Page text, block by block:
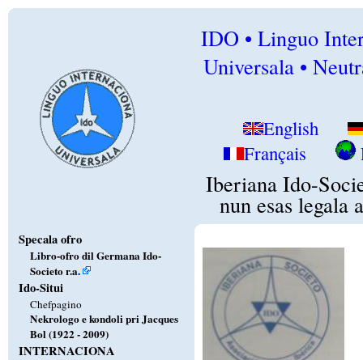
IDO • Linguo
Universala •
English
Français
Iberiana Ido-
nun esas legala
Specala ofro
Libro-ofro dil Germana Ido-
Societo r.a.
Ido-Situi
Chefpagino
Nekrologo e kondoli pri Jacques
Bol (1922 - 2009)
INTERNACIONA